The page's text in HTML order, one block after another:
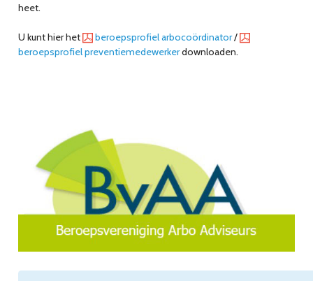
heet.
U kunt hier het beroepsprofiel arbocoördinator/
beroepsprofiel preventiemedewerkerdownloaden.